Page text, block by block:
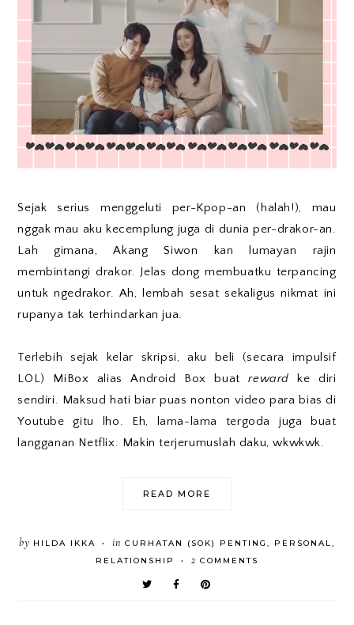
Sejak serius menggeluti per-Kpop-an (halah!), mau
nggak mau aku kecemplung juga di dunia per-drakor-an.
Lah gimana, Akang Siwon kan lumayan rajin
membintangi drakor. Jelas dong membuatku terpancing
untuk ngedrakor. Ah, lembah sesat sekaligus nikmat ini
rupanya tak terhindarkan jua.
Terlebih sejak kelar skripsi, aku beli (secara impulsif
LOL) MiBox alias Android Box buatreward ke diri
sendiri. Maksud hati biar puas nonton video para bias di
Youtube gitu lho. Eh, lama-lama tergoda juga buat
langganan Netflix. Makin terjerumuslah daku, wkwkwk.
READ MORE
by HILDA IKKA • in CURHATAN (SOK) PENTING PERSONAL
RELATIONSHIP
• 2 COMMENTS